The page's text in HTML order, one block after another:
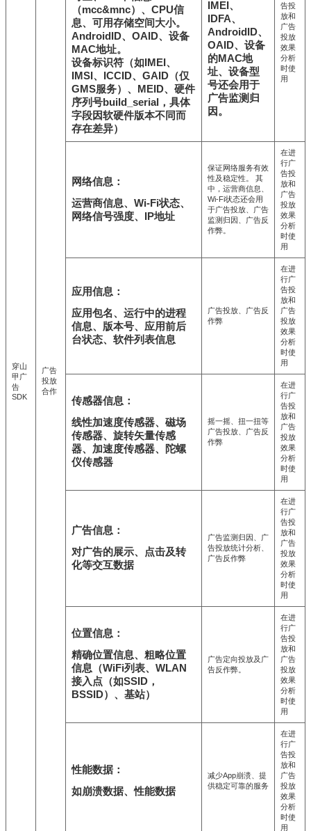
穿山
甲广
告
SDK
广告
投放
合作
（mcc&mnc）、CPU信
息、可用存储空间大小。
AndroidID、OAID、设备
MAC地址。
设备标识符（如IMEI、
IMSI、ICCID、GAID（仅
GMS服务）、MEID、硬件
序列号build_serial，具体
字段因软硬件版本不同而
存在差异）
IMEI、
IDFA、
AndroidID、
OAID、设备
的MAC地
址、设备型
号还会用于
广告监测归
因。
告投
放和
广告
投放
效果
分析
时使
用
网络信息：
运营商信息、Wi-Fi状态、
网络信号强度、IP地址
保证网络服务有效
性及稳定性。 其
中，运营商信息、
Wi-Fi状态还会用
于广告投放、广告
监测归因、广告反
作弊。
在进
行广
告投
放和
广告
投放
效果
分析
时使
用
应用信息：
应用包名、运行中的进程
信息、版本号、应用前后
台状态、软件列表信息
广告投放、广告反
作弊
在进
行广
告投
放和
广告
投放
效果
分析
时使
用
传感器信息：
线性加速度传感器、磁场
传感器、旋转矢量传感
器、加速度传感器、陀螺
仪传感器
摇一摇、扭一扭等
广告投放、广告反
作弊
在进
行广
告投
放和
广告
投放
效果
分析
时使
用
广告信息：
对广告的展示、点击及转
化等交互数据
广告监测归因、广
告投放统计分析、
广告反作弊
在进
行广
告投
放和
广告
投放
效果
分析
时使
用
位置信息：
精确位置信息、粗略位置
信息（WiFi列表、WLAN
接入点（如SSID，
BSSID）、基站）
广告定向投放及广
告反作弊。
在进
行广
告投
放和
广告
投放
效果
分析
时使
用
性能数据：
如崩溃数据、性能数据
减少App崩溃、提
供稳定可靠的服务
在进
行广
告投
放和
广告
投放
效果
分析
时使
用